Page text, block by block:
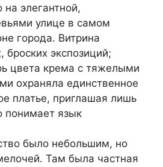
элегантной,
улице в самом
города. Витрина
экспозиций;
цвета крема с тяжелыми
охраняла единственное
платье, приглашая лишь
понимает язык
было небольшим, но
Там была частная